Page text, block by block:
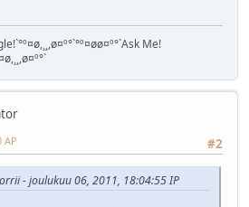
Me!
#2
AP
- joulukuu 06, 2011, 18:04:55 IP